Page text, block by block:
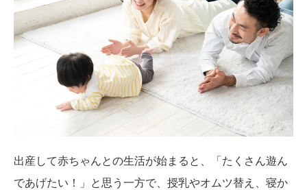
出産して赤ちゃんとの生活が始まると、「たくさん遊ん
であげたい！」と思う一方で、授乳やオムツ替え、寝か